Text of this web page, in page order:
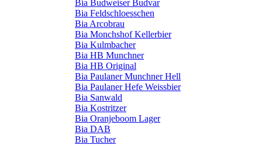
Bia Budweiser Budvar
Bia Feldschloesschen
Bia Arcobrau
Bia Monchshof Kellerbier
Bia Kulmbacher
Bia HB Munchner
Bia HB Original
Bia Paulaner Munchner Hell
Bia Paulaner Hefe Weissbier
Bia Sanwald
Bia Kostritzer
Bia Oranjeboom Lager
Bia DAB
Bia Tucher